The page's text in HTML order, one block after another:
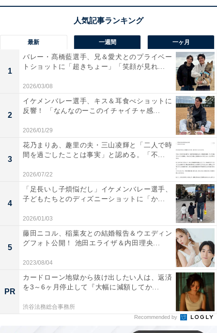
最新 一週間 一ヶ月
1
バレー・髙橋藍選手、兄＆愛犬とのプライベー
トショットに「超きちょー」「笑顔が見れ...
2026/03/08
2
イケメンバレー選手、キス＆耳食べショットに
反響！ 「なんなのーこのイチャイチャ感...
2026/01/29
3
花乃まりあ、趣里の夫・三山凌輝と「二人で時
間を過ごしたことは事実」と認める。「不...
2026/07/22
4
「足長いし子煩悩だし」イケメンバレー選手、
子どもたちとのディズニーショットに「か...
2026/01/03
5
藤田ニコル、稲葉友との結婚報告＆ウエディン
グフォト公開！ 池田エライザ＆内田理央...
2023/08/04
PR
カードローン地獄から抜け出したい人は、返済
を3～6ヶ月停止して『大幅に減額してか...
渋谷法務総合事務所
Recommended by